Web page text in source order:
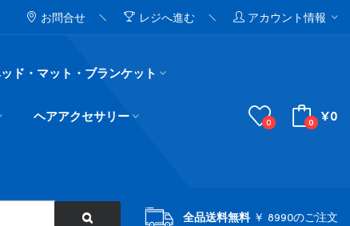
お問合せ レジへ進む アカウント情報
ド・マット・ブランケット
ヘアアクセサリー 0 0 ¥0
全品送料無料￥ 8990のご注文